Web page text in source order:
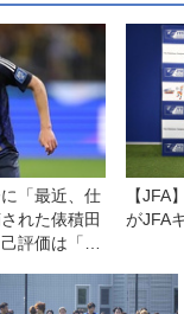
「最近、仕
れた俵積田
評価は「通
【JFA
がJFA